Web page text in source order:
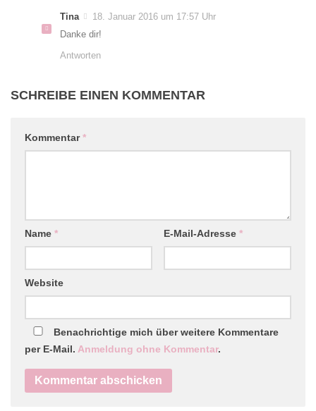
Tina
18. Januar 2016 um 17:57 Uhr
Danke dir!
Antworten
SCHREIBE EINEN KOMMENTAR
Kommentar*
Name * E-Mail-Adresse *
Website
Benachrichtige mich über weitere Kommentare
per E-Mail. Anmeldung ohne Kommentar.